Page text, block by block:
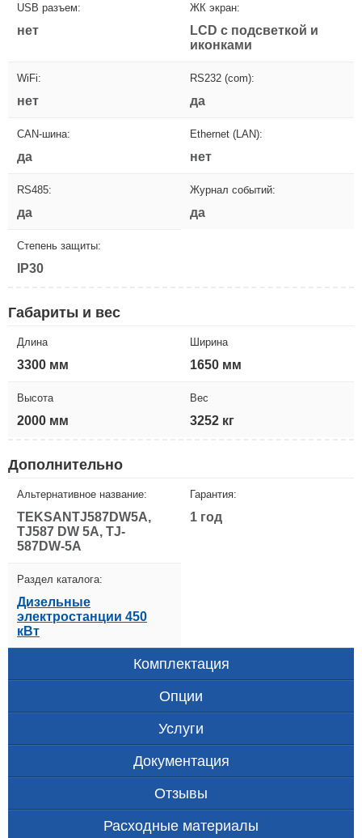
USB разъем:
нет
ЖК экран:
LCD с подсветкой и
иконками
WiFi:
нет
RS232 (com):
да
CAN-шина:
да
Ethernet (LAN):
нет
RS485:
да
Журнал событий:
да
Степень защиты:
IP30
Габариты и вес
Длина
3300 мм
Ширина
1650 мм
Высота
2000 мм
Вес
3252 кг
Дополнительно
Альтернативное название:
TEKSANTJ587DW5A,
TJ587 DW 5A, TJ-
587DW-5A
Гарантия:
1 год
Раздел каталога:
Дизельные
электростанции 450
кВт
Комплектация
Опции
Услуги
Документация
Отзывы
Расходные материалы